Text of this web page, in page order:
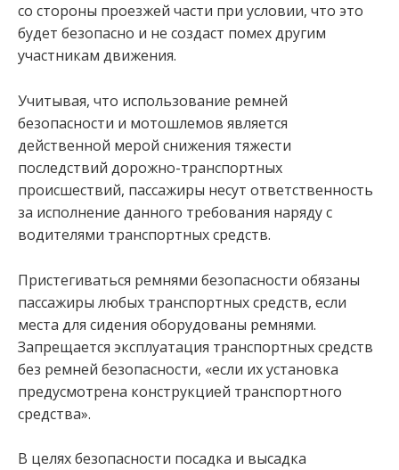
со стороны проезжей части при условии, что это
будет безопасно и не создаст помех другим
участникам движения.
Учитывая, что использование ремней
безопасности и мотошлемов является
действенной мерой снижения тяжести
последствий дорожно-транспортных
происшествий, пассажиры несут ответственность
за исполнение данного требования наряду с
водителями транспортных средств.
Пристегиваться ремнями безопасности обязаны
пассажиры любых транспортных средств, если
места для сидения оборудованы ремнями.
Запрещается эксплуатация транспортных средств
без ремней безопасности, «если их установка
предусмотрена конструкцией транспортного
средства».
В целях безопасности посадка и высадка